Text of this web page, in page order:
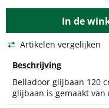
In de
Artikelen vergelijken
Beschrijving
Belladoor glijbaan 120
glijbaan is gemaakt van